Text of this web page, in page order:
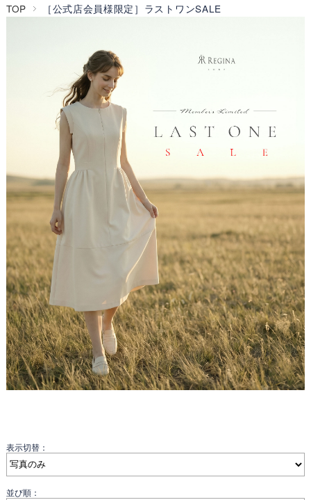
TOP ［公式店会員様限定］ラストワンSALE
表示切替：
並び順：